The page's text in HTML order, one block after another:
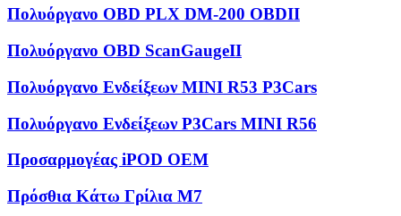
Πολυόργανο OBD PLX DM-200 OBDII
Πολυόργανο OBD ScanGaugeII
Πολυόργανο Ενδείξεων MINI R53 P3Cars
Πολυόργανο Ενδείξεων P3Cars MINI R56
Προσαρμογέας iPOD OEM
Πρόσθια Κάτω Γρίλια M7